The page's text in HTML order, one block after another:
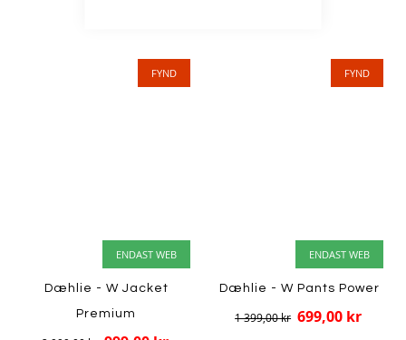
FYND
ENDAST WEB
Dæhlie - W Jacket
Premium
FYND
ENDAST WEB
Dæhlie - W Pants Power
1 399,00 kr 699,00 kr